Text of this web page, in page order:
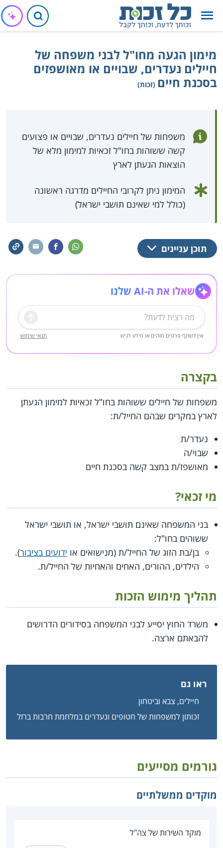
מימון הגעה מחו"ל לבני משפחה של
חיילים נעדרים, שבויים או מאושפזים
בסכנת חיים (זכות)
משפחות של חיילים נעדרים, שבויים או פצועים
קשה ששוהות בחו"ל זכאיות למימון מלא של
הוצאות הגעתן לארץ
המימון ניתן לקרובי החיילים מדרגה ראשונה
(כולל למי שאינם תושבי ישראל)
תוכן עניינים
שאלו את ה-AI שלנו
שליחה
אין לשתף פרטים מזהים או מידע רגיש תנאי שימוש
בקצרה
משפחות של חיילים ששוהות בחו"ל זכאיות למימון הגעתן
לארץ במקרים שבהם החייל/ת:
נעדר/ת
שבוי/ה
מאושפז/ת במצב קשה בסכנת חיים
מי זכאי?
בני המשפחה שאינם תושבי ישראל, או תושבי ישראל
ששוהים בחו"ל:
בן/בת הזוג של החייל/ת (מנישואים או ידועים בציבור).
הילדים, ההורים, האחים והאחיות של החייל/ת.
תהליך מימוש הזכות
משרד החוץ יסייע לבני המשפחה בסידורים הדרושים
להבאתם ארצה.
ראו גם
חיילים, צבא וביטחון
זכותון למשפחות של חטופים ונעדרים במלחמת חרבות ברזל
גורמים מסייעים
מוקדים ממשלתיים
מוקד השירות של צה"ל